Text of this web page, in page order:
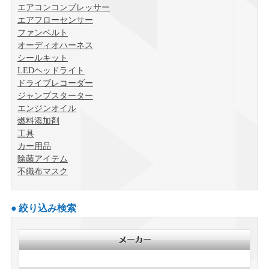
エアコンコンプレッサー
エアフローセンサー
ファンベルト
オーディオハーネス
シールキット
LEDヘッドライト
ドライブレコーダー
ジャンプスターター
エンジンオイル
燃料添加剤
工具
カー用品
除菌アイテム
不織布マスク
絞り込み検索